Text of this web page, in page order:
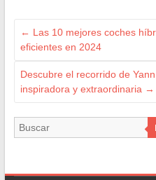
← Las 10 mejores coches
eficientes en 2024
Descubre el recorrido de
inspiradora y extraordinaria →